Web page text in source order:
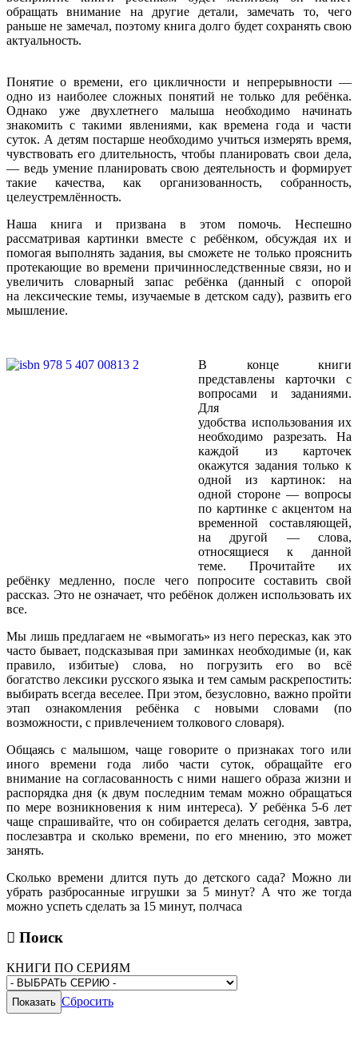
обращать внимание на другие детали, замечать то, чего
раньше не замечал, поэтому книга долго будет сохранять свою
актуальность.
Понятие о времени, его цикличности и непрерывности —
одно из наиболее сложных понятий не только для ребёнка.
Однако уже двухлетнего малыша необходимо начинать
знакомить с такими явлениями, как времена года и части
суток. А детям постарше необходимо учиться измерять время,
чувствовать его длительность, чтобы планировать свои дела,
— ведь умение планировать свою деятельность и формирует
такие качества, как организованность, собранность,
целеустремлённость.
Наша книга и призвана в этом помочь. Неспешно
рассматривая картинки вместе с ребёнком, обсуждая их и
помогая выполнять задания, вы сможете не только прояснить
протекающие во времени причинноследственные связи, но и
увеличить словарный запас ребёнка (данный с опорой
на лексические темы, изучаемые в детском саду), развить его
мышление.
В конце книги
представлены карточки с
вопросами и заданиями.
Для
удобства использования их
необходимо разрезать. На
каждой из карточек
окажутся задания только к
одной из картинок: на
одной стороне — вопросы
по картинке с акцентом на
временной составляющей,
на другой — слова,
относящиеся к данной
теме. Прочитайте их
ребёнку медленно, после чего попросите составить свой
рассказ. Это не означает, что ребёнок должен использовать их
все.
Мы лишь предлагаем не «вымогать» из него пересказ, как это
часто бывает, подсказывая при заминках необходимые (и, как
правило, избитые) слова, но погрузить его во всё
богатство лексики русского языка и тем самым раскрепостить:
выбирать всегда веселее. При этом, безусловно, важно пройти
этап ознакомления ребёнка с новыми словами (по
возможности, с привлечением толкового словаря).
Общаясь с малышом, чаще говорите о признаках того или
иного времени года либо части суток, обращайте его
внимание на согласованность с ними нашего образа жизни и
распорядка дня (к двум последним темам можно обращаться
по мере возникновения к ним интереса). У ребёнка 5-6 лет
чаще спрашивайте, что он собирается делать сегодня, завтра,
послезавтра и сколько времени, по его мнению, это может
занять.
Сколько времени длится путь до детского сада? Можно ли
убрать разбросанные игрушки за 5 минут? А что же тогда
можно успеть сделать за 15 минут, полчаса
Поиск
КНИГИ ПО СЕРИЯМ
Сбросить